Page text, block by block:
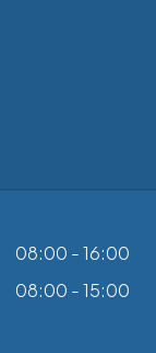
08:00 - 16:00
08:00 - 15:00